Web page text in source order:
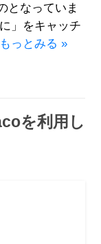
となっていま
」をキャッチ
もっとみる »
を利用し